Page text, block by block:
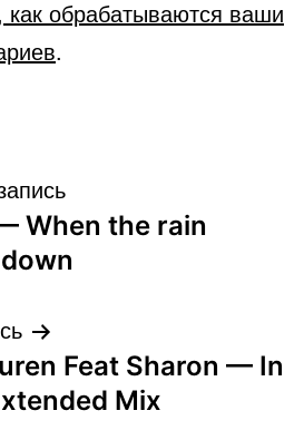
как обрабатываются ваши
.
When the rain
Feat Sharon — In
Mix